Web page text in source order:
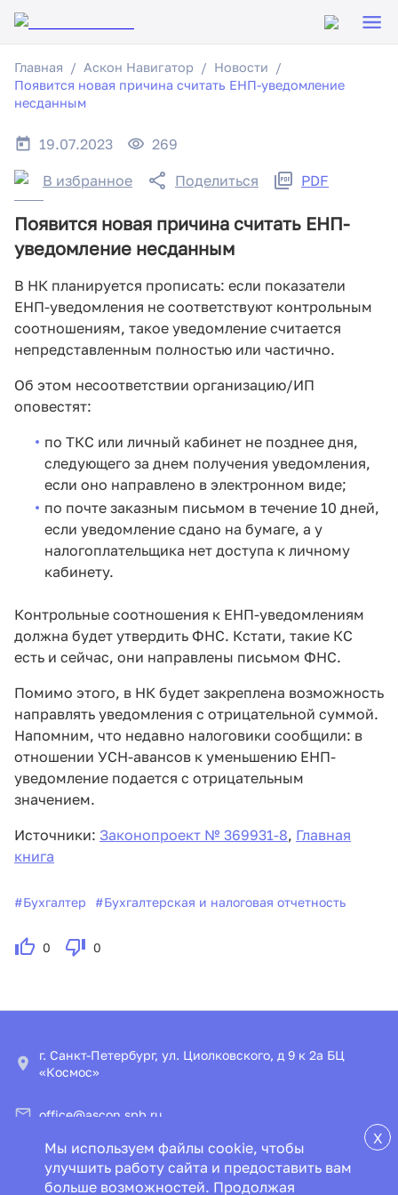
Главная Аскон Навигатор
Новости
Появится новая причина считать ЕНП-уведомление
несданным
19.07.2023 269
В избранное Поделиться PDF
Появится новая причина считать ЕНП-
уведомление несданным
В НК планируется прописать: если показатели
ЕНП-уведомления не соответствуют контрольным
соотношениям, такое уведомление считается
непредставленным полностью или частично.
Об этом несоответствии организацию/ИП
оповестят:
по ТКС или личный кабинет не позднее дня,
следующего за днем получения уведомления,
если оно направлено в электронном виде;
по почте заказным письмом в течение 10 дней,
если уведомление сдано на бумаге, а у
налогоплательщика нет доступа к личному
кабинету.
Контрольные соотношения к ЕНП-уведомлениям
должна будет утвердить ФНС. Кстати, такие КС
есть и сейчас, они направлены письмом ФНС.
Помимо этого, в НК будет закреплена возможность
направлять уведомления с отрицательной суммой.
Напомним, что недавно налоговики сообщили: в
отношении УСН-авансов к уменьшению ЕНП-
уведомление подается с отрицательным
значением.
Источники: Законопроект № 369931-8, Главная
книга
#Бухгалтер #Бухгалтерская и налоговая отчетность
0 0
X
Мы используем файлы cookie, чтобы
улучшить работу сайта и предоставить вам
больше возможностей. Продолжая
г. Санкт-Петербург, ул. Циолковского, д 9 к 2а БЦ
«Космос»
office@ascon.spb.ru
© ООО «ИПЦ «Консультант+Аскон»
Пользовательское соглашение